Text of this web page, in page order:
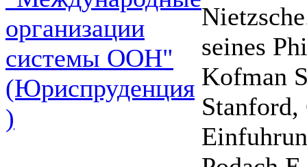
организации
системы ООН"
(Юриспруденция
)
seines
Kofman